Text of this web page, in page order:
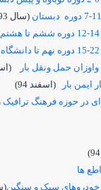
(سال 1393)
حمل ونقل بار
ايمن بار
(اسفند 94)
در حوزه فرهنگ ترافیک
ها
خودروهای سبک و سنگین